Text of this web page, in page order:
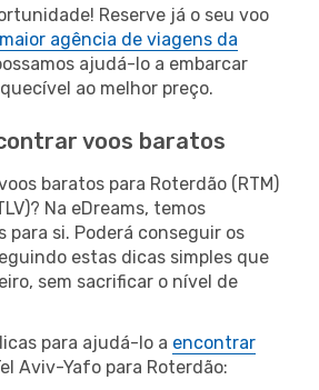
Reserve já o seu voo
agência de viagens da
ajudá-lo a embarcar
ao melhor preço.
voos baratos
baratos para Roterdão (RTM)
Na eDreams, temos
si. Poderá conseguir os
estas dicas simples que
sem sacrificar o nível de
para ajudá-lo a encontrar
Aviv-Yafo para Roterdão: